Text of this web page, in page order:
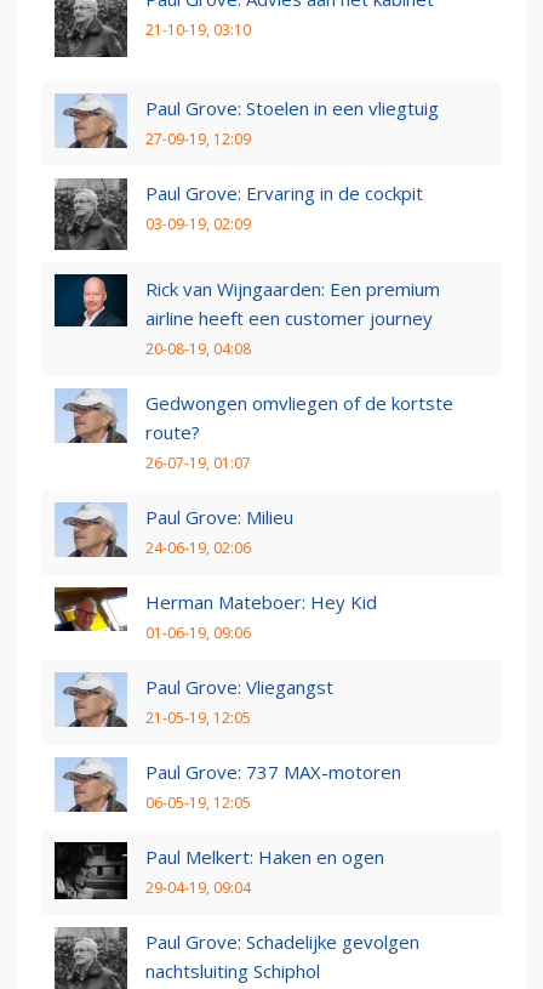
21-10-19, 03:10
Paul Grove: Stoelen in een vliegtuig
27-09-19, 12:09
Paul Grove: Ervaring in de cockpit
03-09-19, 02:09
Rick van Wijngaarden: Een premium
airline heeft een customer journey
20-08-19, 04:08
Gedwongen omvliegen of de kortste
route?
26-07-19, 01:07
Paul Grove: Milieu
24-06-19, 02:06
Herman Mateboer: Hey Kid
01-06-19, 09:06
Paul Grove: Vliegangst
21-05-19, 12:05
Paul Grove: 737 MAX-motoren
06-05-19, 12:05
Paul Melkert: Haken en ogen
29-04-19, 09:04
Paul Grove: Schadelijke gevolgen
nachtsluiting Schiphol